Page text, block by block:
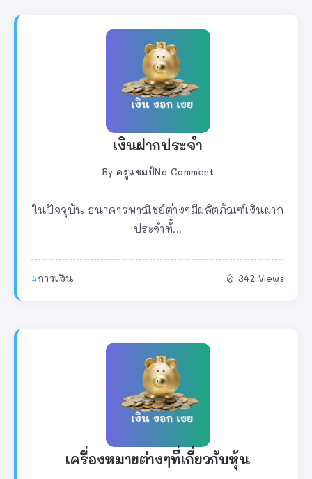
เงินฝากประจำ
By ครูแชมป์No Comment
ในปัจจุบัน ธนาคารพาณิชย์ต่างๆมีผลิตภัณฑ์เงินฝาก
ประจำทั้...
การเงิน 342 Views
เครื่องหมายต่างๆที่เกี่ยวกับหุ้น